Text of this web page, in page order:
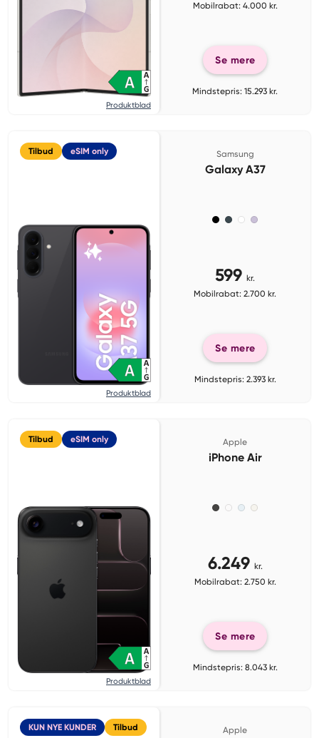
Produktblad
Mobilrabat: 4.000 kr.
Se mere
Mindstepris: 15.293 kr.
Tilbud eSIM only
Produktblad
Samsung
Galaxy A37
599 kr.
Mobilrabat: 2.700 kr.
Se mere
Mindstepris: 2.393 kr.
Tilbud eSIM only
Produktblad
Apple
iPhone Air
6.249 kr.
Mobilrabat: 2.750 kr.
Se mere
Mindstepris: 8.043 kr.
KUN NYE KUNDER Tilbud Apple